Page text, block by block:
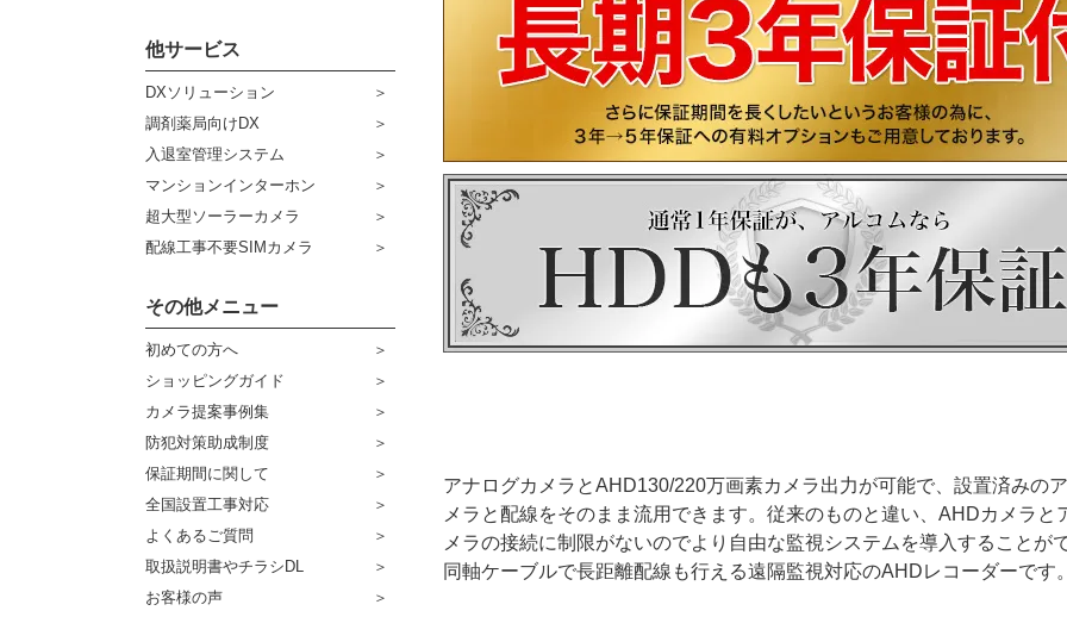
販売終了商品
他サービス
DXソリューション
調剤薬局向けDX
入退室管理システム
マンションインターホン
超大型ソーラーカメラ
配線工事不要SIMカメラ
その他メニュー
初めての方へ
ショッピングガイド
カメラ提案事例集
防犯対策助成制度
保証期間に関して
全国設置工事対応
よくあるご質問
取扱説明書やチラシDL
お客様の声
アナログカメラとAHD130/220万画素カメラ出力が可能で、設置済みの
メラと配線をそのまま流用できます。従来のものと違い、AHDカメラと
メラの接続に制限がないのでより自由な監視システムを導入することが
同軸ケーブルで長距離配線も行える遠隔監視対応のAHDレコーダーです。